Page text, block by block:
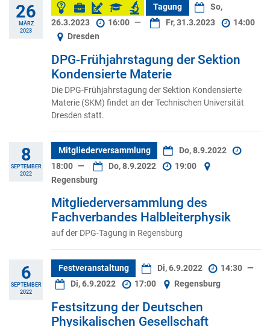
26
MÄRZ
2023
Tagung
So,
26.3.2023
16:00 — Fr, 31.3.2023
14:00
Dresden
DPG-Frühjahrstagung der Sektion
Kondensierte Materie
Die DPG-Frühjahrstagung der Sektion Kondensierte
Materie (SKM) findet an der Technischen Universität
Dresden statt.
8
SEPTEMBER
2022
Mitgliederversammlung
Do, 8.9.2022
18:00 — Do, 8.9.2022
19:00
Regensburg
Mitgliederversammlung des
Fachverbandes Halbleiterphysik
auf der DPG-Tagung in Regensburg
6
SEPTEMBER
2022
Festveranstaltung Di, 6.9.2022 14:30 —
Di, 6.9.2022
17:00 Regensburg
Festsitzung der Deutschen
Physikalischen Gesellschaft